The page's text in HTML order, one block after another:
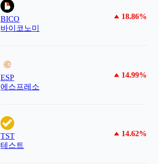
BICO
바이코노미
18.86%
ESP
에스프레소
14.99%
TST
테스트
14.62%